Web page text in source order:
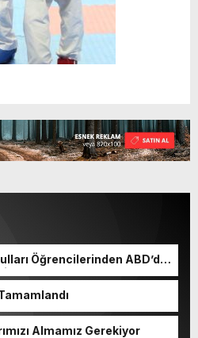
Öğrencilerinden ABD’de
14 Madalya Kazandı
Almamız Gerekiyor